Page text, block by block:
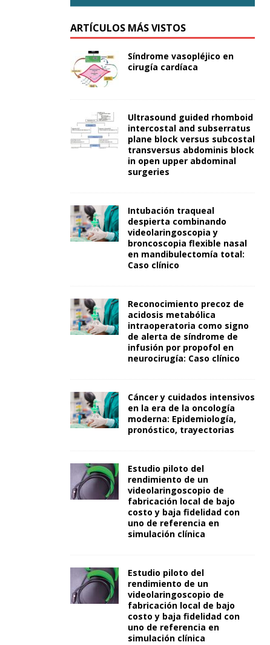
ARTÍCULOS MÁS VISTOS
Síndrome vasopléjico en
cirugía cardíaca
Ultrasound guided rhomboid
intercostal and subserratus
plane block versus subcostal
transversus abdominis block
in open upper abdominal
surgeries
Intubación traqueal
despierta combinando
videolaringoscopia y
broncoscopia flexible nasal
en mandibulectomía total:
Caso clínico
Reconocimiento precoz de
acidosis metabólica
intraoperatoria como signo
de alerta de síndrome de
infusión por propofol en
neurocirugía: Caso clínico
Cáncer y cuidados intensivos
en la era de la oncología
moderna: Epidemiología,
pronóstico, trayectorias
Estudio piloto del
rendimiento de un
videolaringoscopio de
fabricación local de bajo
costo y baja fidelidad con
uno de referencia en
simulación clínica
Estudio piloto del
rendimiento de un
videolaringoscopio de
fabricación local de bajo
costo y baja fidelidad con
uno de referencia en
simulación clínica